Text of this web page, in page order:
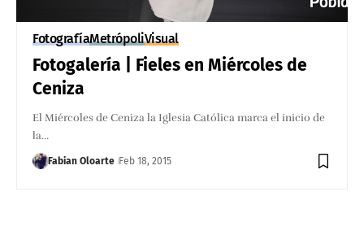
FotografíaMetrópoliVisual
Fotogalería | Fieles en Miércoles de
Ceniza
El Miércoles de Ceniza la Iglesia Católica marca el inicio de
la…
Fabian Oloarte Feb 18, 2015